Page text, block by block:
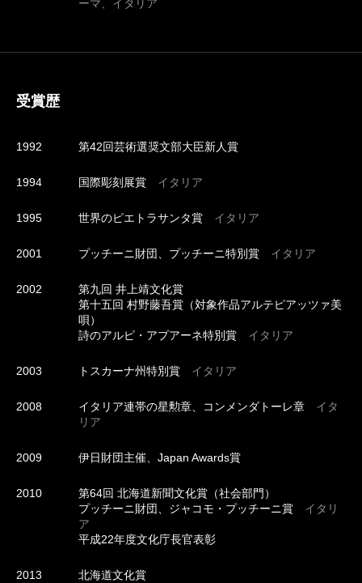
ーマ、イタリア
受賞歴
1992 第42回芸術選奨文部大臣新人賞
1994 国際彫刻展賞 イタリア
1995 世界のピエトラサンタ賞 イタリア
2001 プッチーニ財団、プッチーニ特別賞 イタリア
2002
第九回 井上靖文化賞
第十五回 村野藤吾賞（対象作品アルテピアッツァ美
唄）
詩のアルピ・アプアーネ特別賞 イタリア
2003 トスカーナ州特別賞 イタリア
2008 イタリア連帯の星勲章、コンメンダトーレ章 イタ
リア
2009 伊日財団主催、Japan Awards賞
2010
第64回 北海道新聞文化賞（社会部門）
プッチーニ財団、ジャコモ・プッチーニ賞 イタリ
ア
平成22年度文化庁長官表彰
2013 北海道文化賞